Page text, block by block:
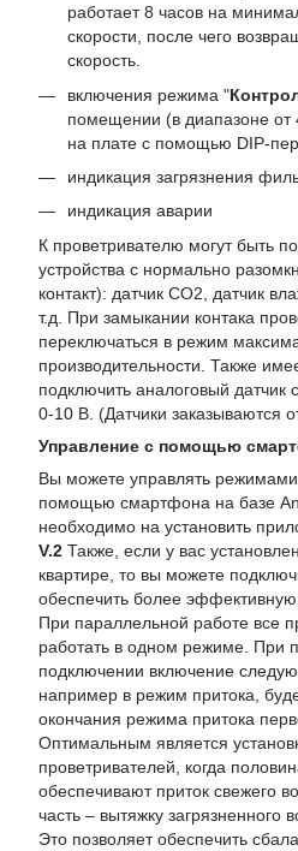
работает 8 часов на
скорости, после чего
скорость.
включения режима "
помещении (в диапазоне от
на плате с помощью DIP-
индикация загрязнения
индикация аварии
К проветривателю могут быть
устройства с нормально
контакт): датчик СО2, датчик
т.д. При замыкании контака
переключаться в режим
производительности. Также
подключить аналоговый
0-10 В. (Датчики заказываются
Управление с помощью
Вы можете управлять
помощью смартфона на базе
необходимо на установить
V.2 Также, если у вас
квартире, то вы можете
обеспечить более
При параллельной работе все
работать в одном режиме. При
подключении включение
например в режим притока,
окончания режима притока
Оптимальным является
проветривателей, когда
обеспечивают приток свежего
часть – вытяжку загрязненного
Это позволяет обеспечить